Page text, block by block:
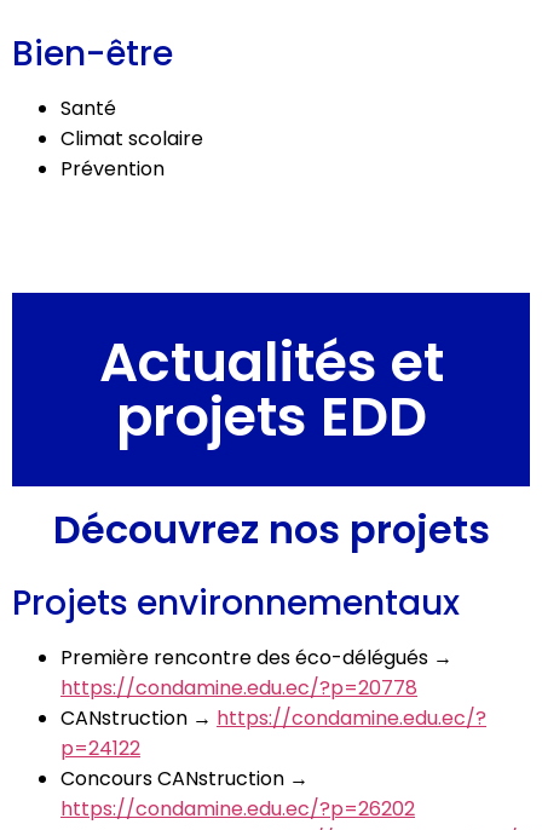
Bien-être
Santé
Climat scolaire
Prévention
Actualités et
projets EDD
Découvrez nos projets
Projets environnementaux
Première rencontre des éco-délégués →
https://condamine.edu.ec/?p=20778
CANstruction → https://condamine.edu.ec/?
p=24122
Concours CANstruction →
https://condamine.edu.ec/?p=26202